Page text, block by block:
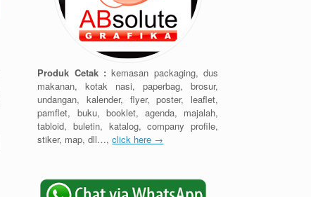
Produk Cetak : kemasan packaging, dus
makanan, kotak nasi, paperbag, brosur,
undangan, kalender, flyer, poster, leaflet,
pamflet, buku, booklet, agenda, majalah,
tabloid, buletin, katalog, company profile,
stiker, map, dll…,click here →